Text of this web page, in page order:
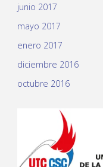
junio 2017
mayo 2017
enero 2017
diciembre 2016
octubre 2016